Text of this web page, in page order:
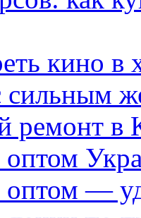
кино в
ремонт в
оптом
оптом —